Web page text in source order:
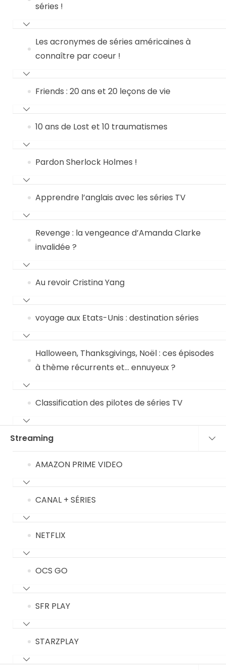
séries !
Les acronymes de séries américaines à
connaître par coeur !
Friends : 20 ans et 20 leçons de vie
10 ans de Lost et 10 traumatismes
Pardon Sherlock Holmes !
Apprendre l’anglais avec les séries TV
Revenge : la vengeance d’Amanda Clarke
invalidée ?
Au revoir Cristina Yang
voyage aux Etats-Unis : destination séries
Halloween, Thanksgivings, Noël : ces épisodes
à thème récurrents et… ennuyeux ?
Classification des pilotes de séries TV
Streaming
AMAZON PRIME VIDEO
CANAL + SÉRIES
NETFLIX
OCS GO
SFR PLAY
STARZPLAY